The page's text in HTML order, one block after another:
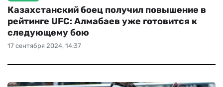
17 сентября 2024, 14:37
Казахстанский боец получил повышение в
рейтинге UFC: Алмабаев уже готовится к
следующему бою